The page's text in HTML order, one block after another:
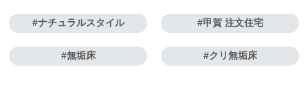
ナチュラルスタイル 甲賀 注文住宅
無垢床 クリ無垢床